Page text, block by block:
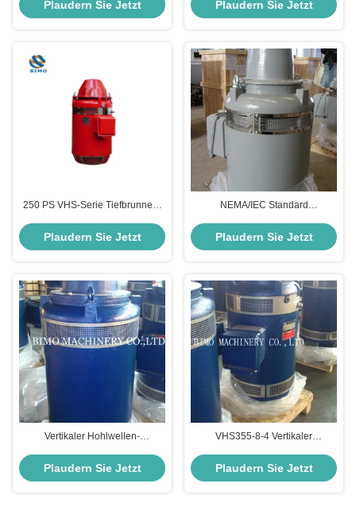
Plaudern Sie Jetzt Plaudern Sie Jetzt
250 PS VHS-Serie Tiefbrunnen-
elektrischer Motor IP54
Plaudern Sie Jetzt
NEMA/IEC Standard
Shaft Electric Vhs Motors and
Plaudern Sie Jetzt
Vertikaler Hohlwellen-
PS
Plaudern Sie Jetzt
VHS355-8-4 Vertikaler
Dreiphasen-Induktionsmotor 500
Plaudern Sie Jetzt